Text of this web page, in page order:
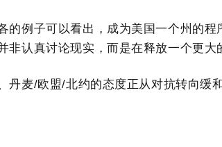
的例子可以看出，成为美国一个州的
非认真讨论现实，而是在释放一个更
丹麦/欧盟/北约的态度正从对抗转向缓